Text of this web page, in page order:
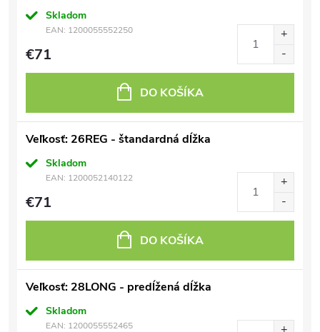
Skladom
EAN: 1200055552250
€71
DO KOŠÍKA
Veľkosť: 26REG - štandardná dĺžka
Skladom
EAN: 1200052140122
€71
DO KOŠÍKA
Veľkosť: 28LONG - predĺžená dĺžka
Skladom
EAN: 1200055552465